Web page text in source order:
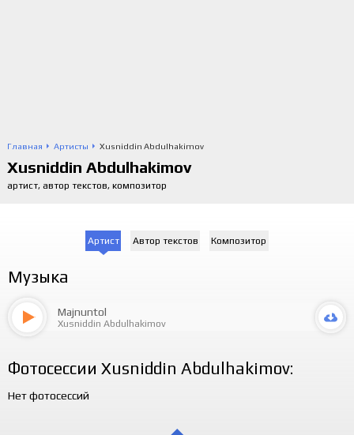
Главная Артисты Xusniddin Abdulhakimov
Xusniddin Abdulhakimov
артист, автор текстов, композитор
Артист Автор текстов Композитор
Музыка
Majnuntol
Xusniddin Abdulhakimov
Фотосессии Xusniddin Abdulhakimov:
Нет фотосессий